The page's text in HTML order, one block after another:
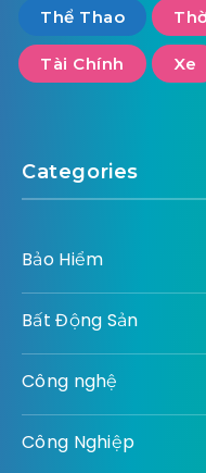
Thể Thao
Tài Chính Xe
Categories
Bảo Hiểm
Bất Động Sản
Công nghệ
Công Nghiệp